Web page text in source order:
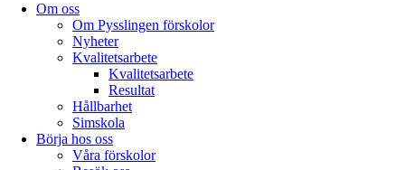
Om oss
Om Pysslingen förskolor
Nyheter
Kvalitetsarbete
Kvalitetsarbete
Resultat
Hållbarhet
Simskola
Börja hos oss
Våra förskolor